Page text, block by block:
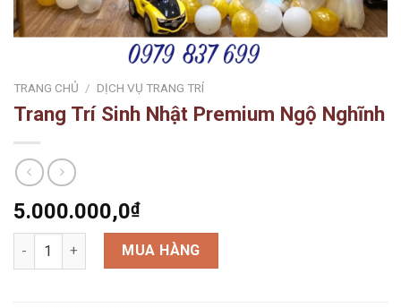
TRANG CHỦ / DỊCH VỤ TRANG TRÍ
Trang Trí Sinh Nhật Premium Ngộ Nghĩnh
5.000.000,0₫
Trang Trí Sinh Nhật Premium Ngộ Nghĩnh số lượng
MUA HÀNG